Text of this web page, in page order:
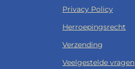
Privacy Policy
Herroepingsrecht
Verzending
Veelgestelde vragen